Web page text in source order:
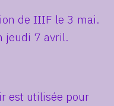
de IIIF le 3 mai.
jeudi 7 avril.
est utilisée pour